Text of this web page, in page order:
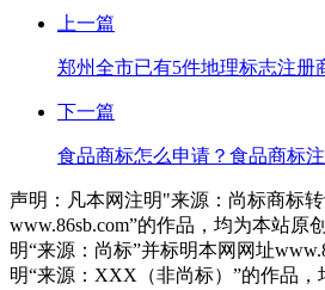
上一篇
郑州全市已有5件地理标志注册
下一篇
食品商标怎么申请？食品商标
声明：凡本网注明"来源：尚标商标转
www.86sb.com”的作品，均为本站原
明“来源：尚标”并标明本网网址
明“来源：XXX（非尚标）”的作品